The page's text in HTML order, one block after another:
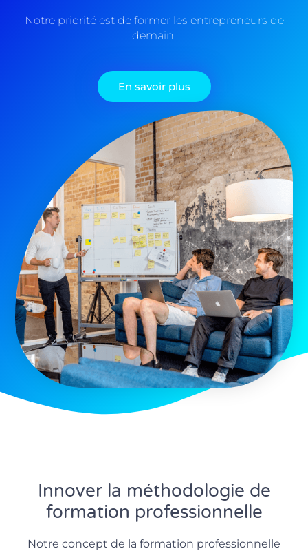
Notre priorité est de former les entrepreneurs de
demain.
En savoir plus
Innover la méthodologie de
formation professionnelle
Notre concept de la formation professionnelle